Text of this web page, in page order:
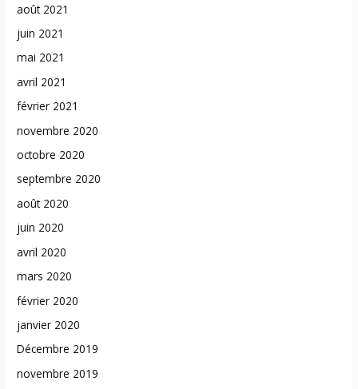
août 2021
juin 2021
mai 2021
avril 2021
février 2021
novembre 2020
octobre 2020
septembre 2020
août 2020
juin 2020
avril 2020
mars 2020
février 2020
janvier 2020
Décembre 2019
novembre 2019